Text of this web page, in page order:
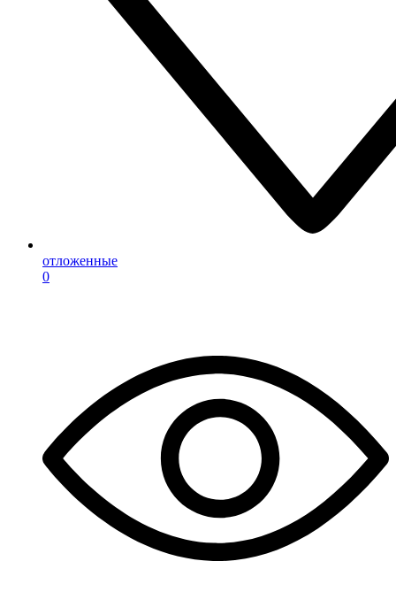
отложенные
0